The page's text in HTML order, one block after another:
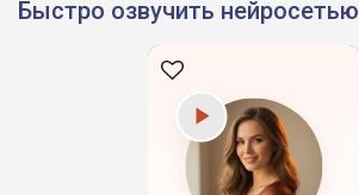
Быстро озвучить нейросетью